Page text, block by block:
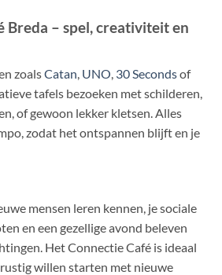
Breda – spel, creativiteit en
zoalsCatan UNO 30 Secondsof
tafels bezoeken met schilderen,
of gewoon lekker kletsen. Alles
zodat het ontspannen blijft en je
mensen leren kennen, je sociale
en een gezellige avond beleven
Het Connectie Café is ideaal
willen starten met nieuwe